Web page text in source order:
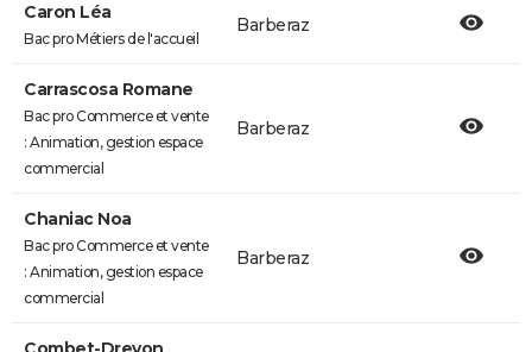
Caron Léa
Bac pro Métiers de l'accueil
Barberaz
Carrascosa Romane
Bac pro Commerce et vente
: Animation, gestion espace
commercial
Barberaz
Chaniac Noa
Bac pro Commerce et vente
: Animation, gestion espace
commercial
Barberaz